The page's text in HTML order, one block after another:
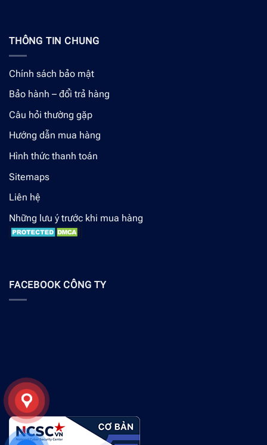
THÔNG TIN CHUNG
Chính sách bảo mật
Bảo hành – đổi trả hàng
Câu hỏi thường gặp
Hướng dẫn mua hàng
Hình thức thanh toán
Sitemaps
Liên hệ
Những lưu ý trước khi mua hàng
FACEBOOK CÔNG TY